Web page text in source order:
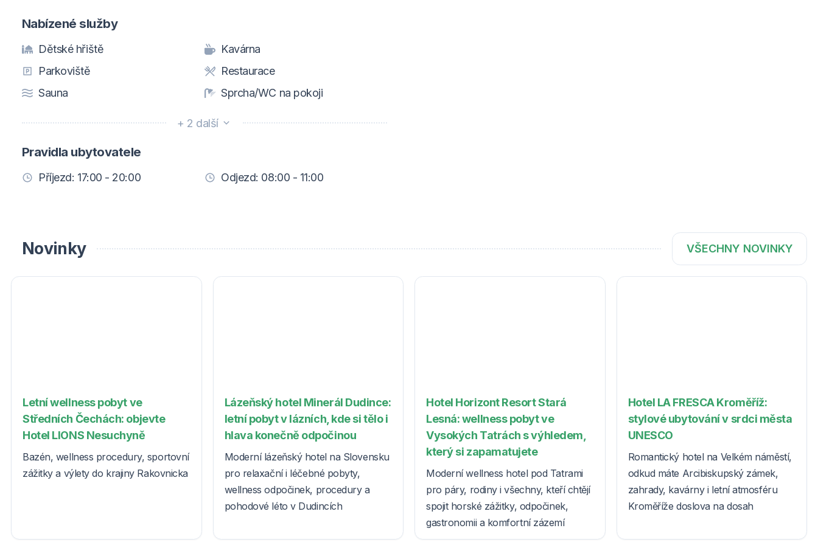
Nabízené služby
Dětské hřiště
Kavárna
Parkoviště
Restaurace
Sauna
Sprcha/WC na pokoji
+ 2 další
Pravidla ubytovatele
Příjezd: 17:00 - 20:00 Odjezd: 08:00 - 11:00
Novinky VŠECHNY NOVINKY
Letní wellness pobyt ve
Středních Čechách: objevte
Hotel LIONS Nesuchyně
Bazén, wellness procedury, sportovní
zážitky a výlety do krajiny Rakovnicka
Lázeňský hotel Minerál Dudince:
letní pobyt v lázních, kde si tělo i
hlava konečně odpočinou
Moderní lázeňský hotel na Slovensku
pro relaxační i léčebné pobyty,
wellness odpočinek, procedury a
pohodové léto v Dudincích
Hotel Horizont Resort Stará
Lesná: wellness pobyt ve
Vysokých Tatrách s výhledem,
který si zapamatujete
Moderní wellness hotel pod Tatrami
pro páry, rodiny i všechny, kteří chtějí
spojit horské zážitky, odpočinek,
gastronomii a komfortní zázemí
Hotel LA FRESCA Kroměříž:
stylové ubytování v srdci města
UNESCO
Romantický hotel na Velkém náměstí,
odkud máte Arcibiskupský zámek,
zahrady, kavárny i letní atmosféru
Kroměříže doslova na dosah